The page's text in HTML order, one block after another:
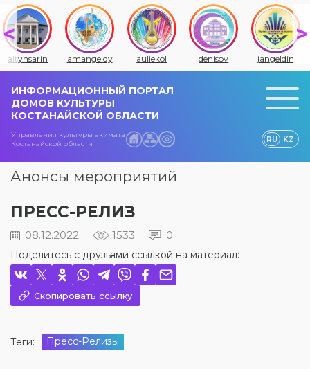
altynsarin amangeldy auliekol denisov jangeldin
ИНФОРМАЦИОННЫЙ ПОРТАЛ
ДОМОВ КУЛЬТУРЫ
КОСТАНАЙСКОЙ ОБЛАСТИ
Управления культуры акимата
Костанайской области
RU KZ
Анонсы мероприятий
ПРЕСС-РЕЛИЗ
08.12.2022 1533 0
Поделитесь с друзьями ссылкой на материал:
Скопировать ссылку
Теги: Пресс-Релизы